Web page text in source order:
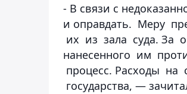
- В связи с
и оправдать. Меру
их из зала суда. За
нанесенного им
процесс. Расходы на
государства, —